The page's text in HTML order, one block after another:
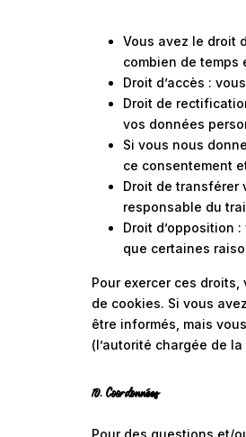
Vous avez le droit
combien de temps
Droit d’accès :
Droit de
vos données
Si vous nous
ce consentement
Droit de transférer
responsable du
Droit d’opposition
que certaines
Pour exercer ces
de cookies. Si vous
être informés, mais
(l’autorité chargée de
10. Coordonnées
Pour des questions et/